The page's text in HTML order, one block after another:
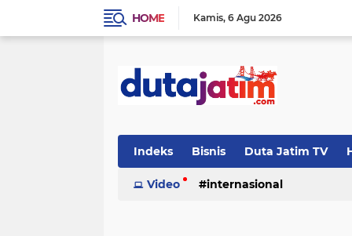
HOME Kamis 6 Agu 2026
Indeks Bisnis Duta Jatim TV
Video internasional